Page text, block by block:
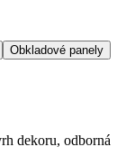
Obkladové panely
dekoru, odborná